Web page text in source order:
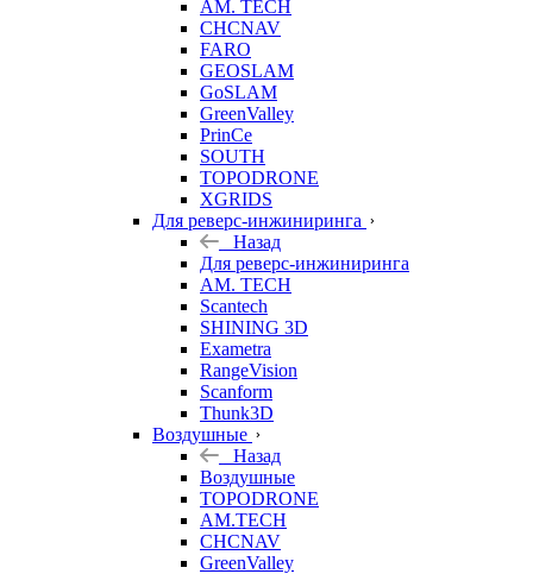
AM. TECH
CHCNAV
FARO
GEOSLAM
GoSLAM
GreenValley
PrinCe
SOUTH
TOPODRONE
XGRIDS
Для реверс-инжиниринга
Назад
Для реверс-инжиниринга
AM. TECH
Scantech
SHINING 3D
Exametra
RangeVision
Scanform
Thunk3D
Воздушные
Назад
Воздушные
TOPODRONE
AM.TECH
CHCNAV
GreenValley